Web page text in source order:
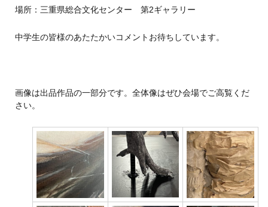
場所：三重県総合文化センター 第2ギャラリー
中学生の皆様のあたたかいコメントお待ちしています。
画像は出品作品の一部分です。全体像はぜひ会場でご高覧くだ
さい。